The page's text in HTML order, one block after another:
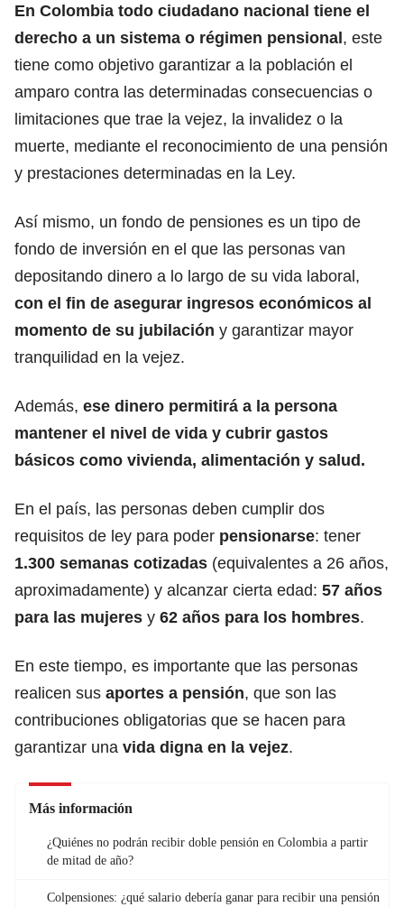
En Colombia todo ciudadano nacional tiene el
derecho a un sistema o régimen pensional, este
tiene como objetivo garantizar a la población el
amparo contra las determinadas consecuencias o
limitaciones que trae la vejez, la invalidez o la
muerte, mediante el reconocimiento de una pensión
y prestaciones determinadas en la Ley.
Así mismo, un fondo de pensiones es un tipo de
fondo de inversión en el que las personas van
depositando dinero a lo largo de su vida laboral,
con el fin de asegurar ingresos económicos al
momento de su jubilación y garantizar mayor
tranquilidad en la vejez.
Además, ese dinero permitirá a la persona
mantener el nivel de vida y cubrir gastos
básicos como vivienda, alimentación y salud.
En el país, las personas deben cumplir dos
requisitos de ley para poder pensionarse: tener
1.300 semanas cotizadas (equivalentes a 26 años,
aproximadamente) y alcanzar cierta edad: 57 años
para las mujeres y 62 años para los hombres.
En este tiempo, es importante que las personas
realicen sus aportes a pensión, que son las
contribuciones obligatorias que se hacen para
garantizar una vida digna en la vejez.
Más información
¿Quiénes no podrán recibir doble pensión en Colombia a partir
de mitad de año?
Colpensiones: ¿qué salario debería ganar para recibir una pensión